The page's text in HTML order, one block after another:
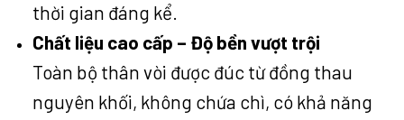
thời gian đáng kể.
Chất liệu cao cấp – Độ bền vượt trội
Toàn bộ thân vòi được đúc từ đồng thau
nguyên khối, không chứa chì, có khả năng